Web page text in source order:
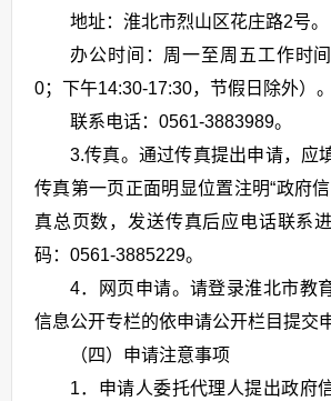
地址：淮北市烈山区花庄路2号。
办公时间：周一至周五工作时
0；下午14:30-17:30，节假日除外）。
联系电话：0561-3883989。
3.传真。通过传真提出申请，应
传真第一页正面明显位置注明“政府
真总页数，发送传真后应电话联系
码：0561-3885229。
4．网页申请。请登录淮北市教
信息公开专栏的依申请公开栏目提交
（四）申请注意事项
1．申请人委托代理人提出政府